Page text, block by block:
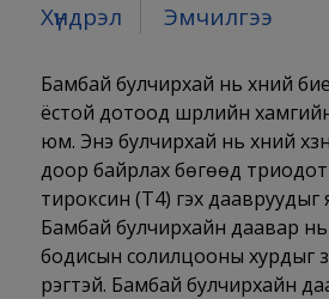
Хүндрэл
Эмчилгээ
Бамбай булчирхай нь хүний
ёстой дотоод шүүрлийн
юм. Энэ булчирхай нь хүний
доор байрлах бөгөөд
тироксин (T4) гэх даавруудыг
Бамбай булчирхайн даавар
бодисын солилцооны хурдыг
үүрэгтэй. Бамбай булчирхайн